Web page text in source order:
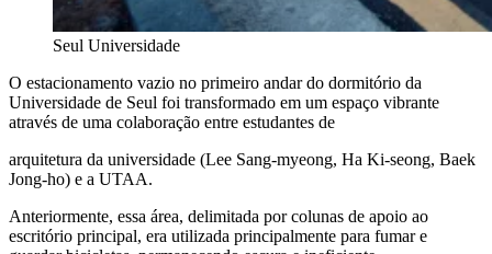
Seul Universidade
O estacionamento vazio no primeiro andar do dormitório da
Universidade de Seul foi transformado em um espaço vibrante
através de uma colaboração entre estudantes de
arquitetura da universidade (Lee Sang-myeong, Ha Ki-seong, Baek
Jong-ho) e a UTAA.
Anteriormente, essa área, delimitada por colunas de apoio ao
escritório principal, era utilizada principalmente para fumar e